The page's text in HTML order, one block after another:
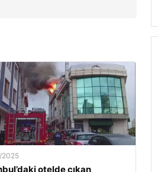
2025
otelde çıkan